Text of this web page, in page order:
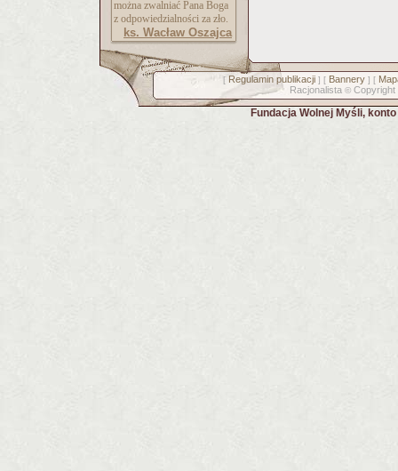
można zwalniać Pana Boga
z odpowiedzialności za zło.
ks. Wacław Oszajca
[ Regulamin publikacji] [ Bannery] [
Racjonalista © Copyright
Fundacja Wolnej Myśli,